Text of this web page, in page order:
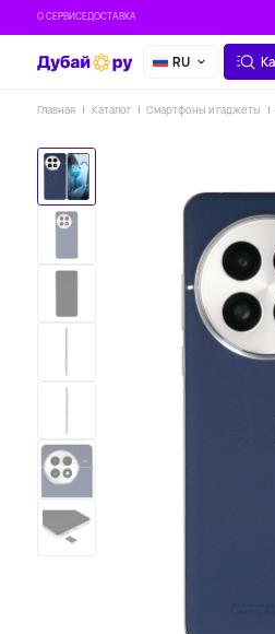
О СЕРВИСЕДОСТАВКА
RU
Главная Каталог Смартфоны и гаджеты